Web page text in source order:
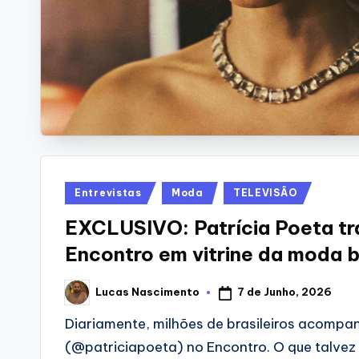
Posted
Entrevistas Moda TELEVISÃO
EXCLUSIVO: Patrícia Poeta
Encontro em vitrine da moda
Posted
by
Lucas Nascimento 7 de Junho, 2026
Diariamente, milhões de brasileiros
(@patriciapoeta) no Encontro. O que talvez